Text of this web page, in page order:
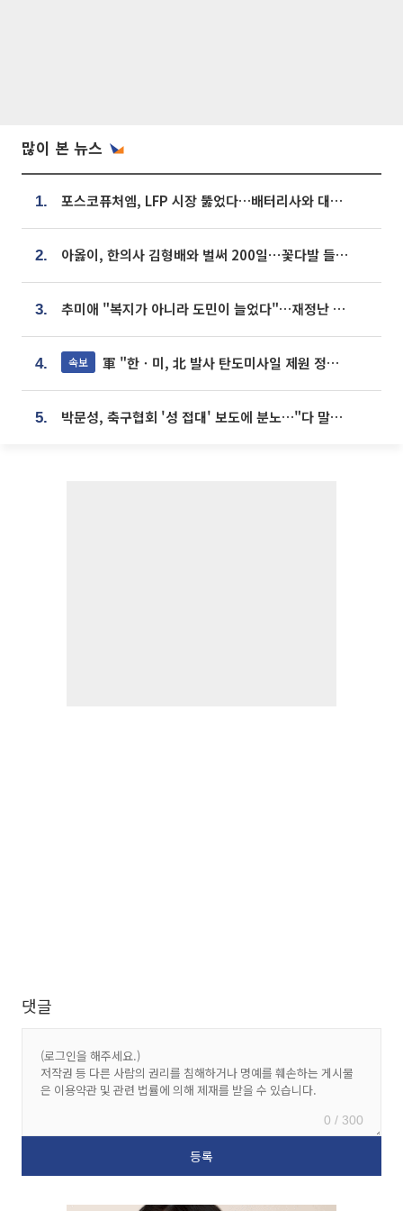
많이 본 뉴스
1. 포스코퓨처엠, LFP 시장 뚫었다…배터리사와 대규모 장기 공급 합의
2. 아옳이, 한의사 김형배와 벌써 200일⋯꽃다발 들고 "프러포즈 아냐"
3. 추미애 "복지가 아니라 도민이 늘었다"…재정난 책임론 정면돌파
4. 속보 軍 "한ㆍ미, 北 발사 탄도미사일 제원 정밀분석 중"
5. 박문성, 축구협회 '성 접대' 보도에 분노…"다 말아먹으려고 작정했나"
댓글
0 / 300